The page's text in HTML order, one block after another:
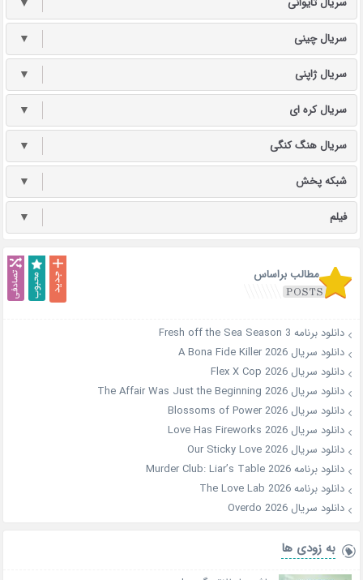
▼
سریال چینی ▼
سریال ژاپنی ▼
سریال کره ای ▼
سریال هنگ کنگی ▼
شبکه پخش ▼
فیلم ▼
مطالب براساس
دانلود برنامه Fresh off the Sea Season 3
دانلود سریال A Bona Fide Killer 2026
دانلود سریال Flex X Cop 2026
دانلود سریال The Affair Was Just the Beginning 2026
دانلود سریال Blossoms of Power 2026
دانلود سریال Love Has Fireworks 2026
دانلود سریال Our Sticky Love 2026
دانلود برنامه Murder Club: Liar’s Table 2026
دانلود برنامه The Love Lab 2026
دانلود سریال Overdo 2026
به زودی ها